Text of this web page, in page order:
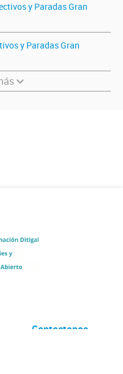
y Paradas Gran
y Paradas Gran
Contactanos